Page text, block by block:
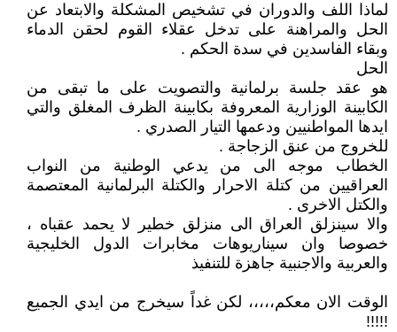
لماذا اللف والدوران في تشخيص المشكلة والابتعاد عن
الحل والمراهنة على تدخل عقلاء القوم لحقن الدماء
وبقاء الفاسدين في سدة الحكم .
الحل
هو عقد جلسة برلمانية والتصويت على ما تبقى من
الكابينة الوزارية المعروفة بكابينة الظرف المغلق والتي
ايدها المواطنيين ودعمها التيار الصدري .
للخروج من عنق الزجاجة .
الخطاب موجه الى من يدعي الوطنية من النواب
العراقيين من كتلة الاحرار والكتلة البرلمانية المعتصمة
والكتل الاخرى .
والا سينزلق العراق الى منزلق خطير لا يحمد عقباه ،
خصوصا وان سيناريوهات مخابرات الدول الخليجية
والعربية والاجنبية جاهزة للتنفيذ
الوقت الان معكم،،،،، لكن غداً سيخرج من ايدي الجميع
!!!!!